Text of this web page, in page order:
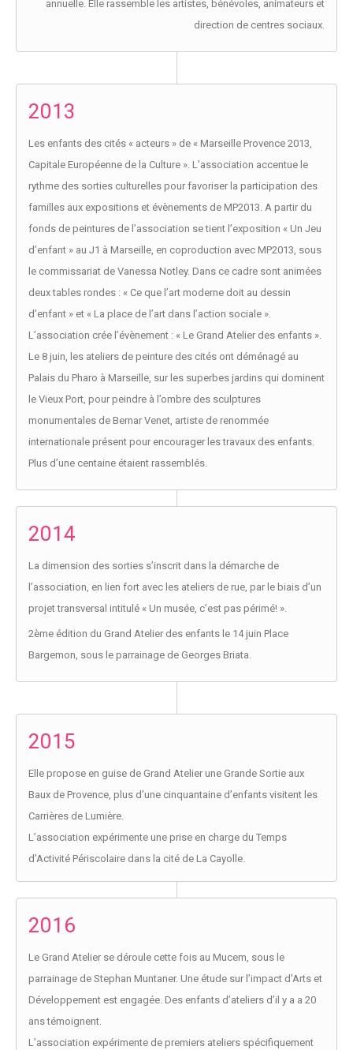
annuelle. Elle rassemble les artistes, bénévoles, animateurs et
direction de centres sociaux.
2013
Les enfants des cités « acteurs » de « Marseille Provence 2013,
Capitale Européenne de la Culture ». L’association accentue le
rythme des sorties culturelles pour favoriser la participation des
familles aux expositions et évènements de MP2013. A partir du
fonds de peintures de l’association se tient l’exposition « Un Jeu
d’enfant » au J1 à Marseille, en coproduction avec MP2013, sous
le commissariat de Vanessa Notley. Dans ce cadre sont animées
deux tables rondes : « Ce que l’art moderne doit au dessin
d’enfant » et « La place de l’art dans l’action sociale ».
L’association crée l’évènement : « Le Grand Atelier des enfants ».
Le 8 juin, les ateliers de peinture des cités ont déménagé au
Palais du Pharo à Marseille, sur les superbes jardins qui dominent
le Vieux Port, pour peindre à l’ombre des sculptures
monumentales de Bernar Venet, artiste de renommée
internationale présent pour encourager les travaux des enfants.
Plus d’une centaine étaient rassemblés.
2014
La dimension des sorties s’inscrit dans la démarche de
l’association, en lien fort avec les ateliers de rue, par le biais d’un
projet transversal intitulé « Un musée, c’est pas périmé! ».
2ème édition du Grand Atelier des enfants le 14 juin Place
Bargemon, sous le parrainage de Georges Briata.
2015
Elle propose en guise de Grand Atelier une Grande Sortie aux
Baux de Provence, plus d’une cinquantaine d’enfants visitent les
Carrières de Lumière.
L’association expérimente une prise en charge du Temps
d’Activité Périscolaire dans la cité de La Cayolle.
2016
Le Grand Atelier se déroule cette fois au Mucem, sous le
parrainage de Stephan Muntaner. Une étude sur l’impact d’Arts et
Développement est engagée. Des enfants d’ateliers d’il y a a 20
ans témoignent.
L’association expérimente de premiers ateliers spécifiquement